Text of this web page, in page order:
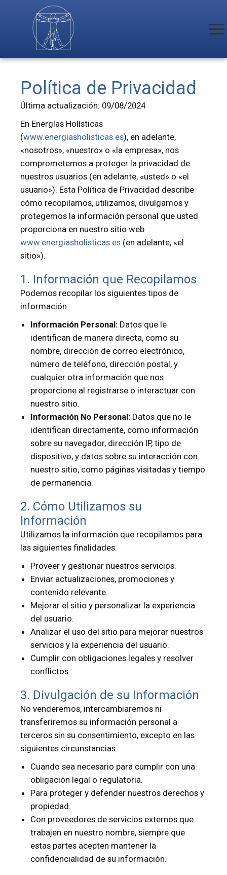
Política de Privacidad
Última actualización: 09/08/2024
En Energías Holísticas
(www.energiasholisticas.es), en adelante,
«nosotros», «nuestro» o «la empresa», nos
comprometemos a proteger la privacidad de
nuestros usuarios (en adelante, «usted» o «el
usuario»). Esta Política de Privacidad describe
cómo recopilamos, utilizamos, divulgamos y
protegemos la información personal que usted
proporciona en nuestro sitio web
www.energiasholisticas.es (en adelante, «el
sitio»).
1. Información que Recopilamos
Podemos recopilar los siguientes tipos de
información:
Información Personal: Datos que le
identifican de manera directa, como su
nombre, dirección de correo electrónico,
número de teléfono, dirección postal, y
cualquier otra información que nos
proporcione al registrarse o interactuar con
nuestro sitio.
Información No Personal: Datos que no le
identifican directamente, como información
sobre su navegador, dirección IP, tipo de
dispositivo, y datos sobre su interacción con
nuestro sitio, como páginas visitadas y tiempo
de permanencia.
2. Cómo Utilizamos su
Información
Utilizamos la información que recopilamos para
las siguientes finalidades:
Proveer y gestionar nuestros servicios.
Enviar actualizaciones, promociones y
contenido relevante.
Mejorar el sitio y personalizar la experiencia
del usuario.
Analizar el uso del sitio para mejorar nuestros
servicios y la experiencia del usuario.
Cumplir con obligaciones legales y resolver
conflictos.
3. Divulgación de su Información
No venderemos, intercambiaremos ni
transferiremos su información personal a
terceros sin su consentimiento, excepto en las
siguientes circunstancias:
Cuando sea necesario para cumplir con una
obligación legal o regulatoria.
Para proteger y defender nuestros derechos y
propiedad.
Con proveedores de servicios externos que
trabajen en nuestro nombre, siempre que
estas partes acepten mantener la
confidencialidad de su información.